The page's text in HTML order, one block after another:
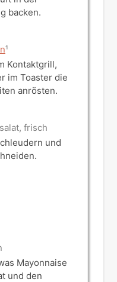
backen.
¹
Kontaktgrill,
im Toaster die
anrösten.
frisch
und
Mayonnaise
und den